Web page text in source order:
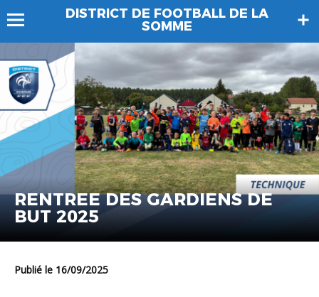
DISTRICT DE FOOTBALL DE LA
SOMME
RENTREE DES GARDIENS DE
BUT 2025
Publié le 16/09/2025